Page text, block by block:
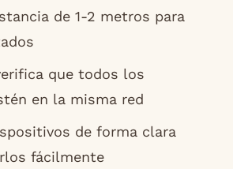
de 1-2 metros para
que todos los
en la misma red
de forma clara
fácilmente